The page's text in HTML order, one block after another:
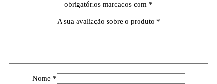
obrigatórios marcados com *
A sua avaliação sobre o produto *
Nome *